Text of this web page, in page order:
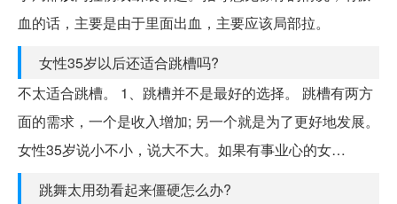
血的话，主要是由于里面出血，主要应该局部拉。
女性35岁以后还适合跳槽吗?
不太适合跳槽。 1、跳槽并不是最好的选择。 跳槽有两方
面的需求，一个是收入增加; 另一个就是为了更好地发展。
女性35岁说小不小，说大不大。如果有事业心的女…
跳舞太用劲看起来僵硬怎么办?